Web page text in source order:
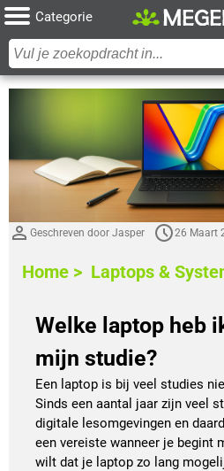
Categorie
Geschreven door Jasper 26 Maart
Home > Laptops &
Welke laptop heb
mijn studie?
Een laptop is bij veel studies
Sinds een aantal jaar zijn veel
digitale lesomgevingen en
een vereiste wanneer je begint
wilt dat je laptop zo lang